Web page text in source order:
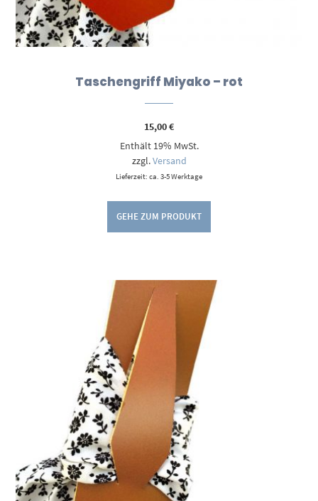
Taschengriff Miyako – rot
15,00€
Enthält 19% MwSt.
zzgl.Versand
Lieferzeit: ca. 3-5 Werktage
GEHE ZUM PRODUKT